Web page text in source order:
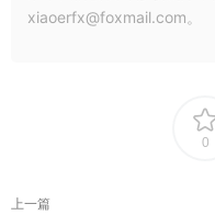
xiaoerfx@foxmail.com。
0
上一篇